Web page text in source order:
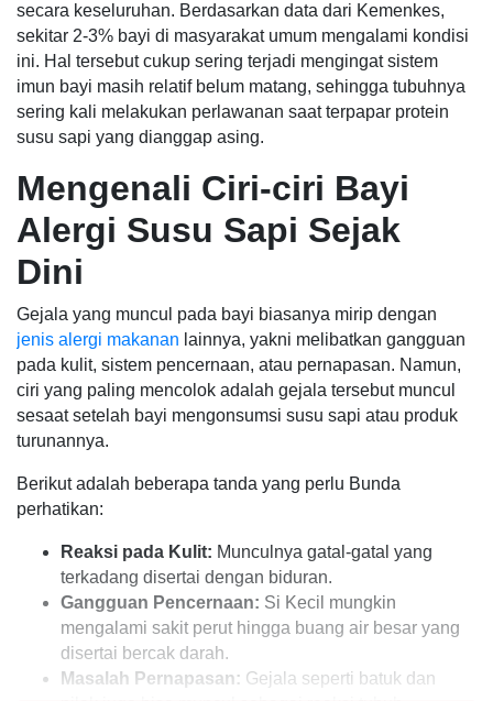
secara keseluruhan. Berdasarkan data dari Kemenkes,
sekitar 2-3% bayi di masyarakat umum mengalami kondisi
ini. Hal tersebut cukup sering terjadi mengingat sistem
imun bayi masih relatif belum matang, sehingga tubuhnya
sering kali melakukan perlawanan saat terpapar protein
susu sapi yang dianggap asing.
Mengenali Ciri-ciri Bayi
Alergi Susu Sapi Sejak
Dini
Gejala yang muncul pada bayi biasanya mirip dengan
jenis alergi makanan lainnya, yakni melibatkan gangguan
pada kulit, sistem pencernaan, atau pernapasan. Namun,
ciri yang paling mencolok adalah gejala tersebut muncul
sesaat setelah bayi mengonsumsi susu sapi atau produk
turunannya.
Berikut adalah beberapa tanda yang perlu Bunda
perhatikan:
Reaksi pada Kulit: Munculnya gatal-gatal yang
terkadang disertai dengan biduran.
Gangguan Pencernaan: Si Kecil mungkin
mengalami sakit perut hingga buang air besar yang
disertai bercak darah.
Masalah Pernapasan: Gejala seperti batuk dan